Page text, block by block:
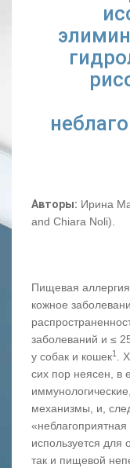
Авторы: Ирина
and Chiara Noli).
Пищевая
кожное
заболеваний и ≤
у собак и кошек1 .
сих пор неясен, в
механизмы, и,
используется для
так и пищевой